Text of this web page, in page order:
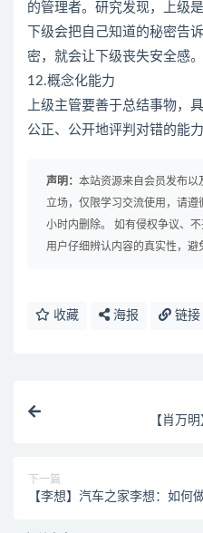
的管理者。研究发现，上级
下级会把自己知道的秘密告
密，就会让下级丧失安全感。
12.概念化能力
上级主管要善于总结事物，
公正、公开地评判对错的能力
声明： 本站资源来自会员发布以
立场，仅限学习交流使用，请
小时内删除。 如有侵权争议、
用户仔细辨认内容的真实性，避
收藏 海报 链接
【肖万
下一篇
【李想】汽车之家李想：如何